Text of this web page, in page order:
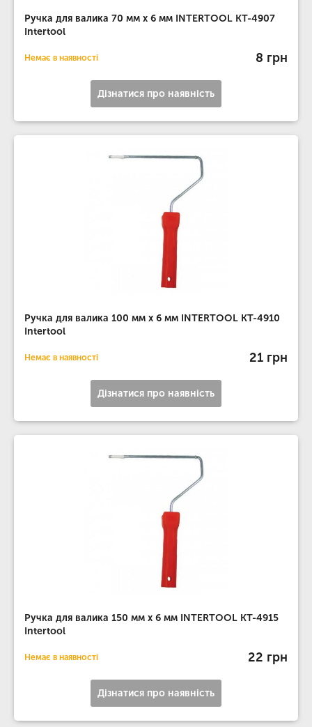
Ручка для валика 70 мм x 6 мм INTERTOOL KT-4907
Intertool
Немає в наявності 8 грн
Дізнатися про наявність
Ручка для валика 100 мм x 6 мм INTERTOOL KT-4910
Intertool
Немає в наявності 21 грн
Дізнатися про наявність
Ручка для валика 150 мм x 6 мм INTERTOOL KT-4915
Intertool
Немає в наявності 22 грн
Дізнатися про наявність